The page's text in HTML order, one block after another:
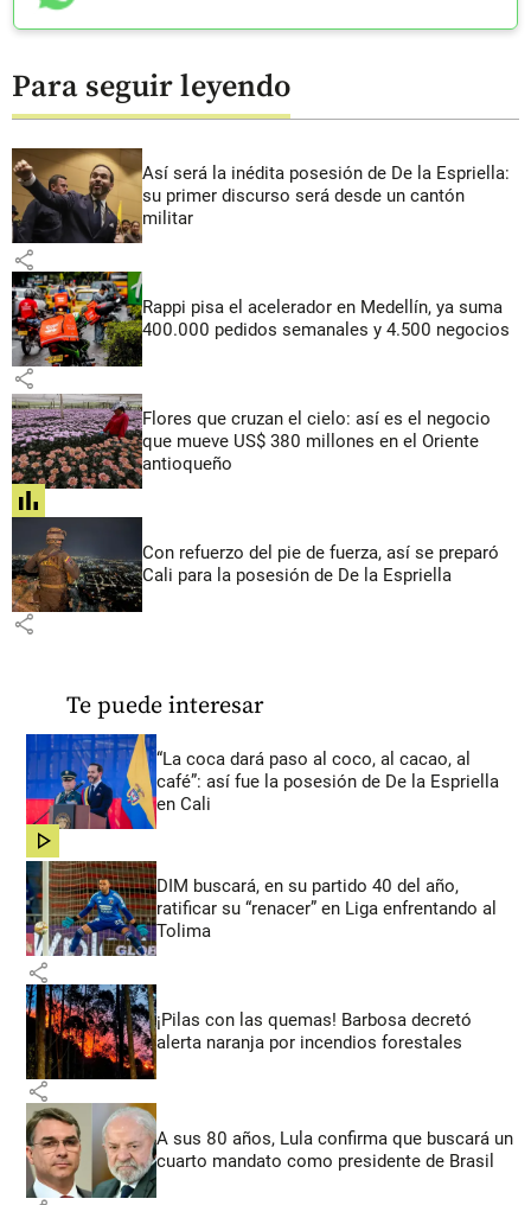
Para seguir leyendo
Así será la inédita posesión de De la Espriella:
su primer discurso será desde un cantón
militar
share
Rappi pisa el acelerador en Medellín, ya suma
400.000 pedidos semanales y 4.500 negocios
share
Flores que cruzan el cielo: así es el negocio
que mueve US$ 380 millones en el Oriente
antioqueño
share
Con refuerzo del pie de fuerza, así se preparó
Cali para la posesión de De la Espriella
share
Te puede interesar
“La coca dará paso al coco, al cacao, al
café”: así fue la posesión de De la Espriella
en Cali
share
DIM buscará, en su partido 40 del año,
ratificar su “renacer” en Liga enfrentando al
Tolima
share
¡Pilas con las quemas! Barbosa decretó
alerta naranja por incendios forestales
share
A sus 80 años, Lula confirma que buscará un
cuarto mandato como presidente de Brasil